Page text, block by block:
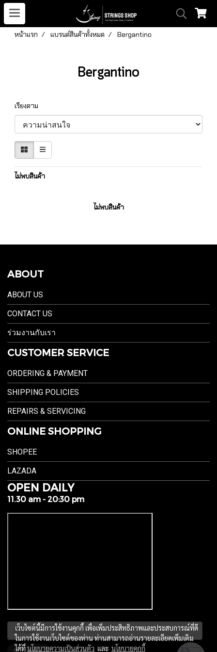
หน้าแรก แบรนด์สินค้าทั้งหมด Bergantino
Bergantino
เรียงตาม
ไม่พบสินค้า
ไม่พบสินค้า
ABOUT
ABOUT US
CONTACT US
ร่วมงานกับเรา
CUSTOMER SERVICE
ORDERING & PAYMENT
SHIPPING POLICIES
REPAIRS & SERVICING
ONLINE SHOPPING
SHOPEE
LAZADA
OPEN DAILY
11.30 am - 20:30 pm
เว็บไซต์นี้มีการใช้งานคุกกี้ เพื่อเพิ่มประสิทธิภาพและประสบการณ์ที่ดี
ในการใช้งานเว็บไซต์ของท่าน ท่านสามารถอ่านรายละเอียดเพิ่มเติม
ได้ที่นโยบายความเป็นส่วนตัว และ นโยบายคุกกี้